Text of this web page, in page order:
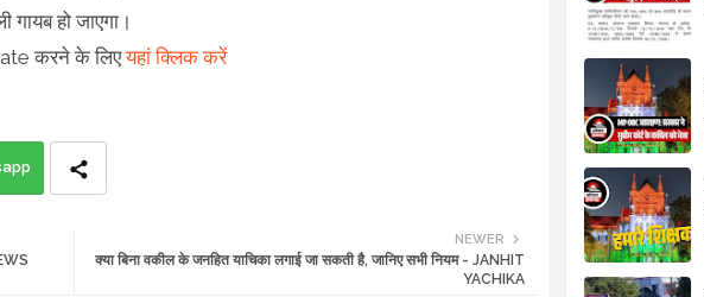
हो जाएगा।
करने के लिएयहां क्लिक करें
NEWER
क्या बिना वकील के जनहित याचिका लगाई जा सकती है, जानिए सभी नियम - JANHIT
YACHIKA